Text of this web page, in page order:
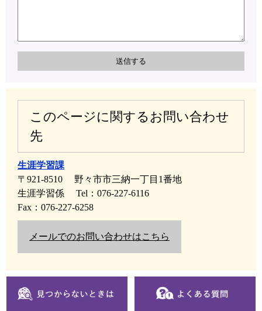
このページに関するお問い合わせ
先
生涯学習課
〒921-8510
野々市市三納一丁目1番地
生涯学習係
Tel：076-227-6116
Fax：076-227-6258
メールでのお問い合わせはこちら